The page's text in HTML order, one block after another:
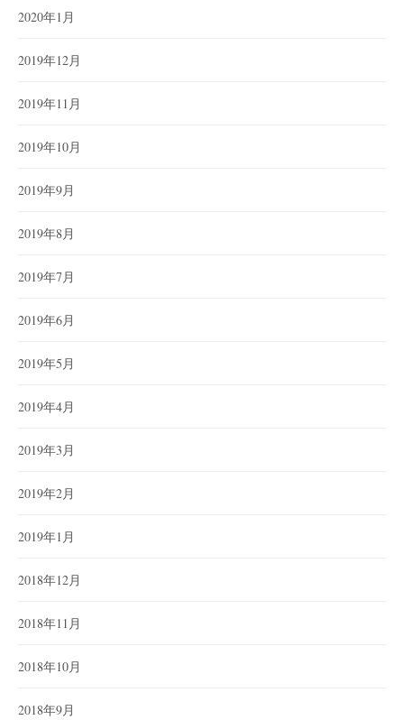
2020年1月
2019年12月
2019年11月
2019年10月
2019年9月
2019年8月
2019年7月
2019年6月
2019年5月
2019年4月
2019年3月
2019年2月
2019年1月
2018年12月
2018年11月
2018年10月
2018年9月